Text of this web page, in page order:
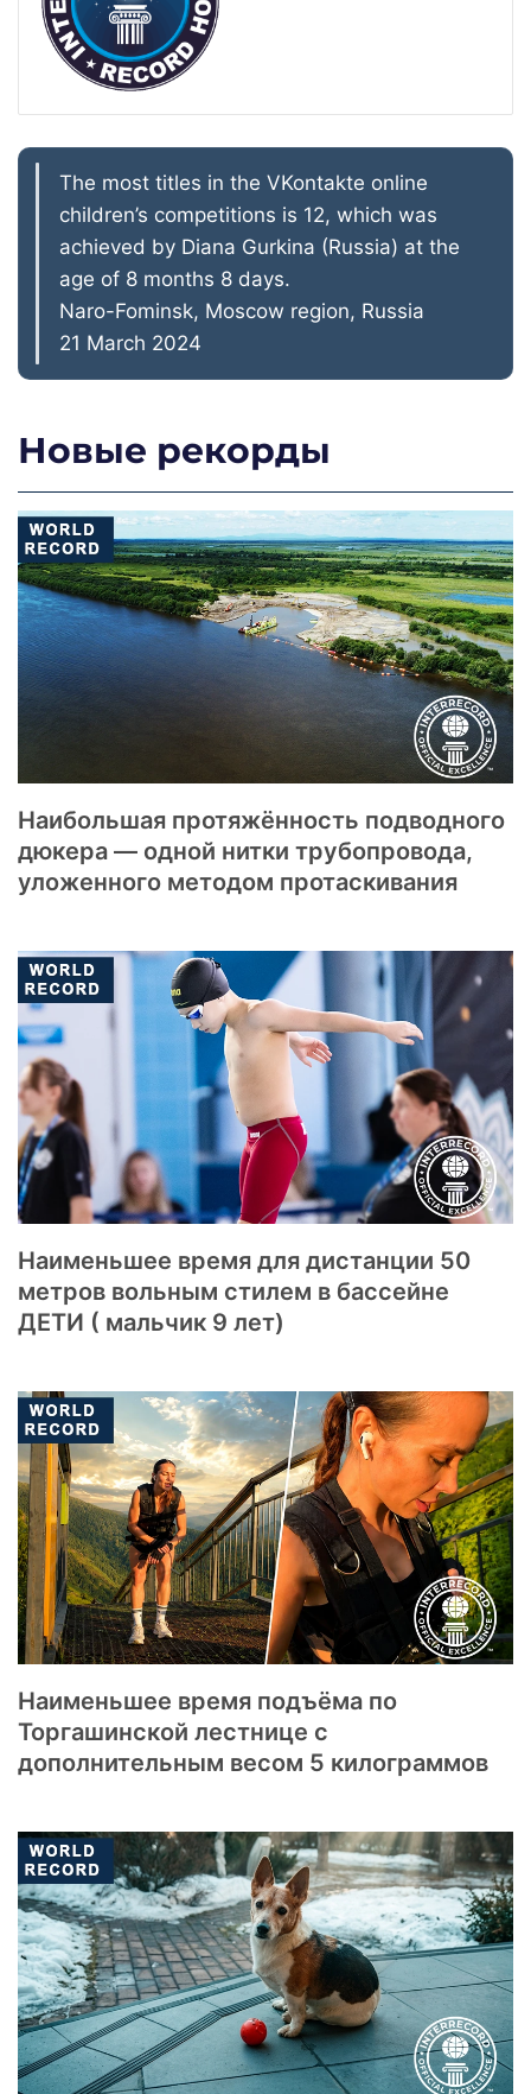
The most titles in the VKontakte online
children’s competitions is 12, which was
achieved by Diana Gurkina (Russia) at the
age of 8 months 8 days.
Naro-Fominsk, Moscow region, Russia
21 March 2024
Новые рекорды
Наибольшая протяжённость подводного
дюкера — одной нитки трубопровода,
уложенного методом протаскивания
Наименьшее время для дистанции 50
метров вольным стилем в бассейне
ДЕТИ ( мальчик 9 лет)
Наименьшее время подъёма по
Торгашинской лестнице с
дополнительным весом 5 килограммов